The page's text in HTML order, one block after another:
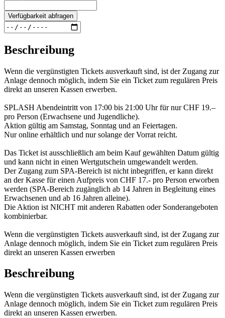
Verfügbarkeit abfragen
Beschreibung
Wenn die vergünstigten Tickets ausverkauft sind, ist der Zugang zur
Anlage dennoch möglich, indem Sie ein Ticket zum regulären Preis
direkt an unseren Kassen erwerben.
SPLASH Abendeintritt von 17:00 bis 21:00 Uhr für nur CHF 19.–
pro Person (Erwachsene und Jugendliche).
Aktion gültig am Samstag, Sonntag und an Feiertagen.
Nur online erhältlich und nur solange der Vorrat reicht.
Das Ticket ist ausschließlich am beim Kauf gewählten Datum gültig
und kann nicht in einen Wertgutschein umgewandelt werden.
Der Zugang zum SPA-Bereich ist nicht inbegriffen, er kann direkt
an der Kasse für einen Aufpreis von CHF 17.- pro Person erworben
werden (SPA-Bereich zugänglich ab 14 Jahren in Begleitung eines
Erwachsenen und ab 16 Jahren alleine).
Die Aktion ist NICHT mit anderen Rabatten oder Sonderangeboten
kombinierbar.
Wenn die vergünstigten Tickets ausverkauft sind, ist der Zugang zur
Anlage dennoch möglich, indem Sie ein Ticket zum regulären Preis
direkt an unseren Kassen erwerben
Beschreibung
Wenn die vergünstigten Tickets ausverkauft sind, ist der Zugang zur
Anlage dennoch möglich, indem Sie ein Ticket zum regulären Preis
direkt an unseren Kassen erwerben.